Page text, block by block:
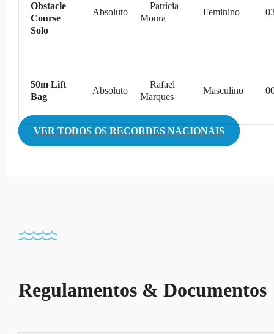
Obstacle
Course
Solo
Absoluto
Patrícia
Moura
Feminino
50m Lift
Bag
Absoluto
Rafael
Marques
Masculino
VER TODOS OS RECORDES NACIONAIS
Regulamentos & Documentos